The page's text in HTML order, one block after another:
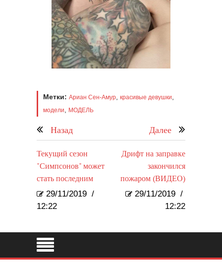
Метки: Ариан Сен-Амур красивые девушки
модели МОДЕЛЬ
Назад Далее
Текущий сезон
"Симпсонов" может
стать последним
29/11/2019 /
12:22
Дрифт на заправке
закончился
пожаром (ВИДЕО)
29/11/2019 /
12:22